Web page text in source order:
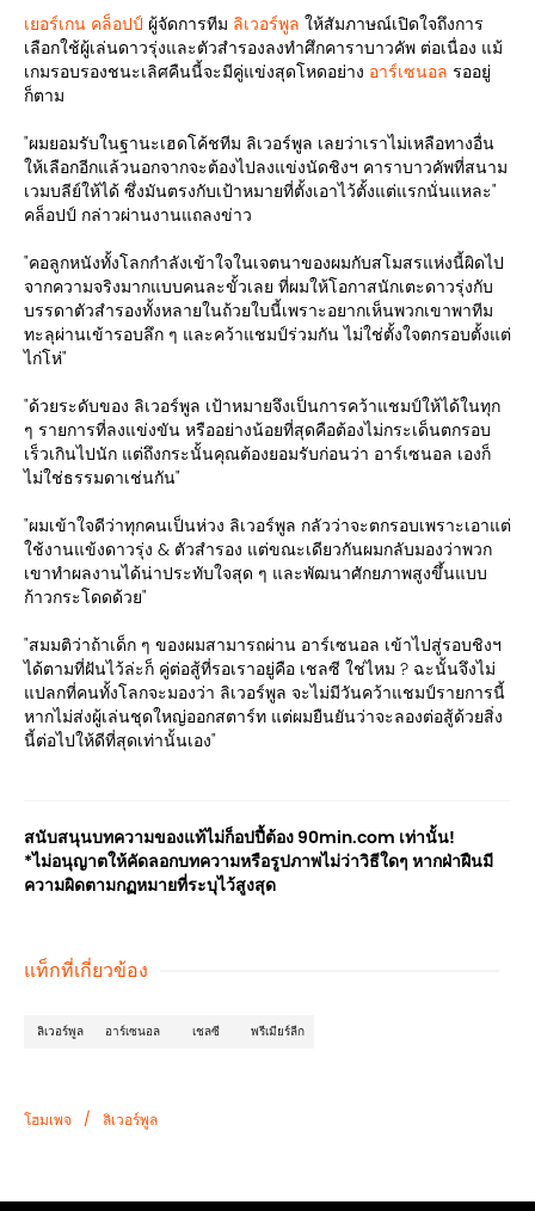
เยอร์เกน คล็อปป์ ผู้จัดการทีม ลิเวอร์พูล ให้สัมภาษณ์เปิดใจถึงการ
เลือกใช้ผู้เล่นดาวรุ่งและตัวสำรองลงทำศึกคาราบาวคัพ ต่อเนื่อง แม้
เกมรอบรองชนะเลิศคืนนี้จะมีคู่แข่งสุดโหดอย่าง อาร์เซนอล รออยู่
ก็ตาม
"ผมยอมรับในฐานะเฮดโค้ชทีม ลิเวอร์พูล เลยว่าเราไม่เหลือทางอื่น
ให้เลือกอีกแล้วนอกจากจะต้องไปลงแข่งนัดชิงฯ คาราบาวคัพที่สนาม
เวมบลีย์ให้ได้ ซึ่งมันตรงกับเป้าหมายที่ตั้งเอาไว้ตั้งแต่แรกนั่นแหละ"
คล็อปป์ กล่าวผ่านงานแถลงข่าว
"คอลูกหนังทั้งโลกกำลังเข้าใจในเจตนาของผมกับสโมสรแห่งนี้ผิดไป
จากความจริงมากแบบคนละขั้วเลย ที่ผมให้โอกาสนักเตะดาวรุ่งกับ
บรรดาตัวสำรองทั้งหลายในถ้วยใบนี้เพราะอยากเห็นพวกเขาพาทีม
ทะลุผ่านเข้ารอบลึก ๆ และคว้าแชมป์ร่วมกัน ไม่ใช่ตั้งใจตกรอบตั้งแต่
ไก่โห่"
"ด้วยระดับของ ลิเวอร์พูล เป้าหมายจึงเป็นการคว้าแชมป์ให้ได้ในทุก
ๆ รายการที่ลงแข่งขัน หรืออย่างน้อยที่สุดคือต้องไม่กระเด็นตกรอบ
เร็วเกินไปนัก แต่ถึงกระนั้นคุณต้องยอมรับก่อนว่า อาร์เซนอล เองก็
ไม่ใช่ธรรมดาเช่นกัน"
"ผมเข้าใจดีว่าทุกคนเป็นห่วง ลิเวอร์พูล กลัวว่าจะตกรอบเพราะเอาแต่
ใช้งานแข้งดาวรุ่ง & ตัวสำรอง แต่ขณะเดียวกันผมกลับมองว่าพวก
เขาทำผลงานได้น่าประทับใจสุด ๆ และพัฒนาศักยภาพสูงขึ้นแบบ
ก้าวกระโดดด้วย"
"สมมติว่าถ้าเด็ก ๆ ของผมสามารถผ่าน อาร์เซนอล เข้าไปสู่รอบชิงฯ
ได้ตามที่ฝันไว้ล่ะก็ คู่ต่อสู้ที่รอเราอยู่คือ เชลซี ใช่ไหม ? ฉะนั้นจึงไม่
แปลกที่คนทั้งโลกจะมองว่า ลิเวอร์พูล จะไม่มีวันคว้าแชมป์รายการนี้
หากไม่ส่งผู้เล่นชุดใหญ่ออกสตาร์ท แต่ผมยืนยันว่าจะลองต่อสู้ด้วยสิ่ง
นี้ต่อไปให้ดีที่สุดเท่านั้นเอง"
สนับสนุนบทความของแท้ไม่ก็อปปี้ต้อง 90min.com เท่านั้น!
*ไม่อนุญาตให้คัดลอกบทความหรือรูปภาพไม่ว่าวิธีใดๆ หากฝ่าฝืนมี
ความผิดตามกฏหมายที่ระบุไว้สูงสุด
แท็กที่เกี่ยวข้อง
ลิเวอร์พูล อาร์เซนอล เชลซี พรีเมียร์ลีก
โฮมเพจ / ลิเวอร์พูล